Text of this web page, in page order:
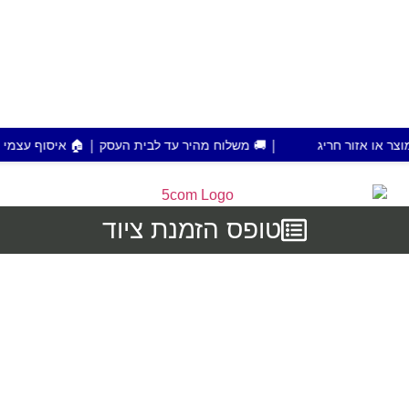
| 🚚 משלוח מהיר עד לבית העסק | 🏠 איסוף עצמי מפתח תקווה | 💰 הזמנות מעל 700
טופס הזמנת ציוד